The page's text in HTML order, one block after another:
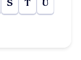
S T U